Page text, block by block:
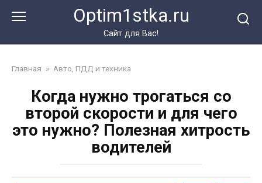
Optim1stka.ru
Сайт для Вас!
Главная » Авто, ПДД и техника
Когда нужно трогаться со
второй скорости и для чего
это нужно? Полезная хитрость
водителей